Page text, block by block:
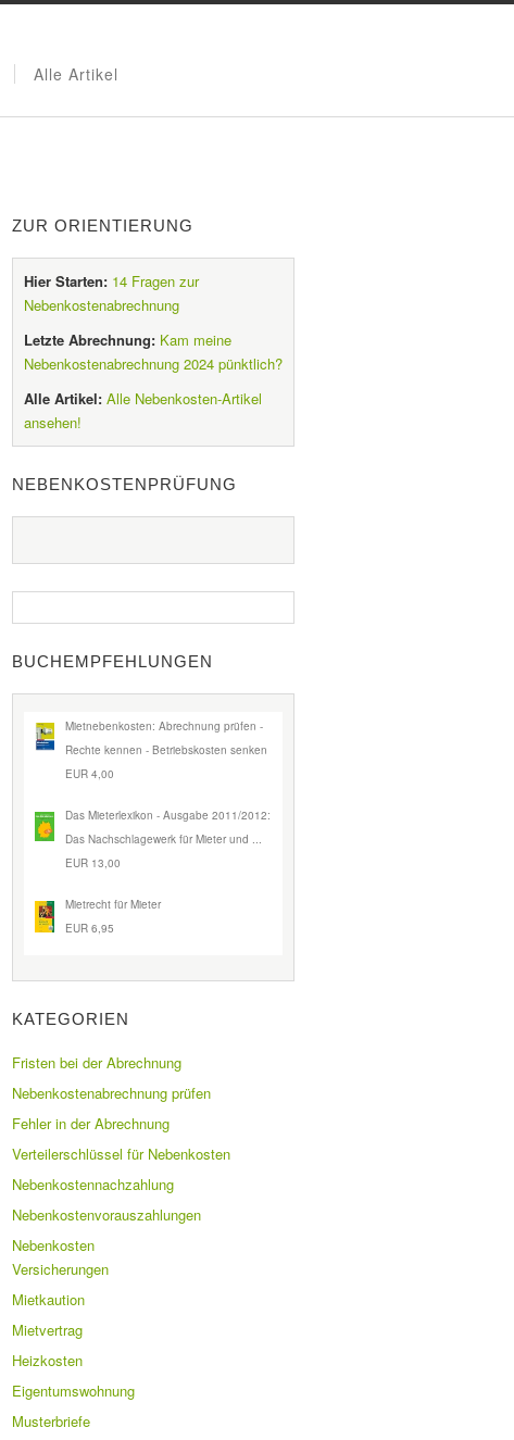
Alle Artikel
ZUR ORIENTIERUNG
Hier Starten: 14 Fragen zur
Nebenkostenabrechnung
Letzte Abrechnung: Kam meine
Nebenkostenabrechnung 2024 pünktlich?
Alle Artikel: Alle Nebenkosten-Artikel
ansehen!
NEBENKOSTENPRÜFUNG
BUCHEMPFEHLUNGEN
Mietnebenkosten: Abrechnung prüfen -
Rechte kennen - Betriebskosten senken
EUR 4,00
Das Mieterlexikon - Ausgabe 2011/2012:
Das Nachschlagewerk für Mieter und ...
EUR 13,00
Mietrecht für Mieter
EUR 6,95
KATEGORIEN
Fristen bei der Abrechnung
Nebenkostenabrechnung prüfen
Fehler in der Abrechnung
Verteilerschlüssel für Nebenkosten
Nebenkostennachzahlung
Nebenkostenvorauszahlungen
Nebenkosten
Versicherungen
Mietkaution
Mietvertrag
Heizkosten
Eigentumswohnung
Musterbriefe